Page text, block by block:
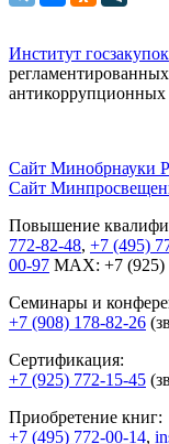
Институт госзакупок
антикоррупционных
Сайт Минобрнауки
Сайт
Повышение
772-82-48, +7 (495)
00-97 MAX: +7 (925)
Семинары и
+7 (908) 178-82-26
Сертификация:
+7 (925) 772-15-45
Приобретение книг:
+7 (495) 772-00-14,